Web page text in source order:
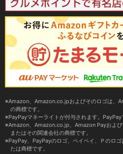
Amazon、Amazon.co.jpおよびそのロゴは、
の商標です。
PayPayマネーライトが付与されます。PayPay
Amazon、Amazon.co.jp、Amazon Payおよ
またはその関連会社の商標です。
PayPay、PayPayのロゴ、ペイペイ、Ｐのロ
たは商標です。